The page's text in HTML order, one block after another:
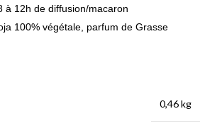
à 12h de diffusion/macaron
100% végétale, parfum de Grasse
0,46 kg